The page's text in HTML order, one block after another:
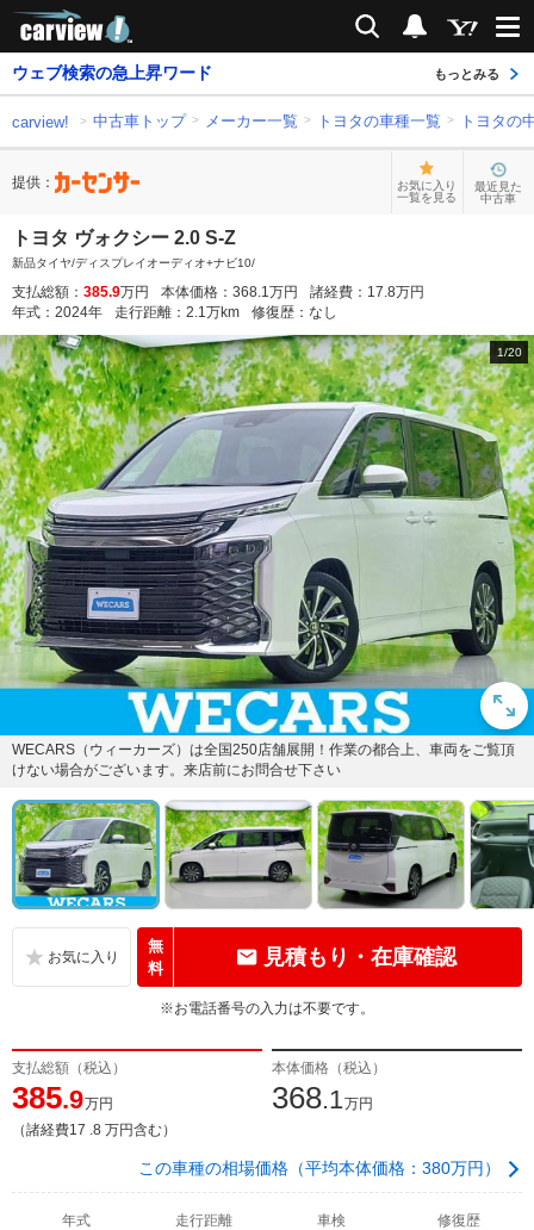
検索 通知
ウェブ検索の急上昇ワード もっとみる
carview! 中古車トップ メーカー一覧 トヨタの車種一覧 トヨタの
提供：
お気に入り
一覧を見る
最近見た
中古車
トヨタ ヴォクシー 2.0 S-Z
新品タイヤ/ディスプレイオーディオ+ナビ10/
支払総額： 385.9万円 本体価格： 368.1万円 諸経費： 17.8万円
年式： 2024年 走行距離： 2.1万km 修復歴： なし
1/20
WECARS（ウィーカーズ）は全国250店舗展開！作業の都合上、車両をご覧頂
けない場合がございます。来店前にお問合せ下さい
無
料
見積もり・在庫確認
※お電話番号の入力は不要です。
支払総額（税込）
385.9万円
（諸経費17 .8 万円含む）
本体価格（税込）
368.1万円
この車種の相場価格（平均本体価格：380万円）
年式 走行距離
車検
修復歴